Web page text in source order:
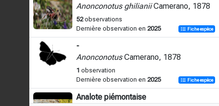
Anonconotus ghilianiiCamerano, 1878
52observations
Dernière observation en 2025 Fiche espèce
-
AnonconotusCamerano, 1878
1 observation
Dernière observation en 2025 Fiche espèce
Analote piémontaise